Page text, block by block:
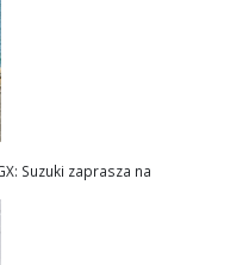
Suzuki zaprasza na